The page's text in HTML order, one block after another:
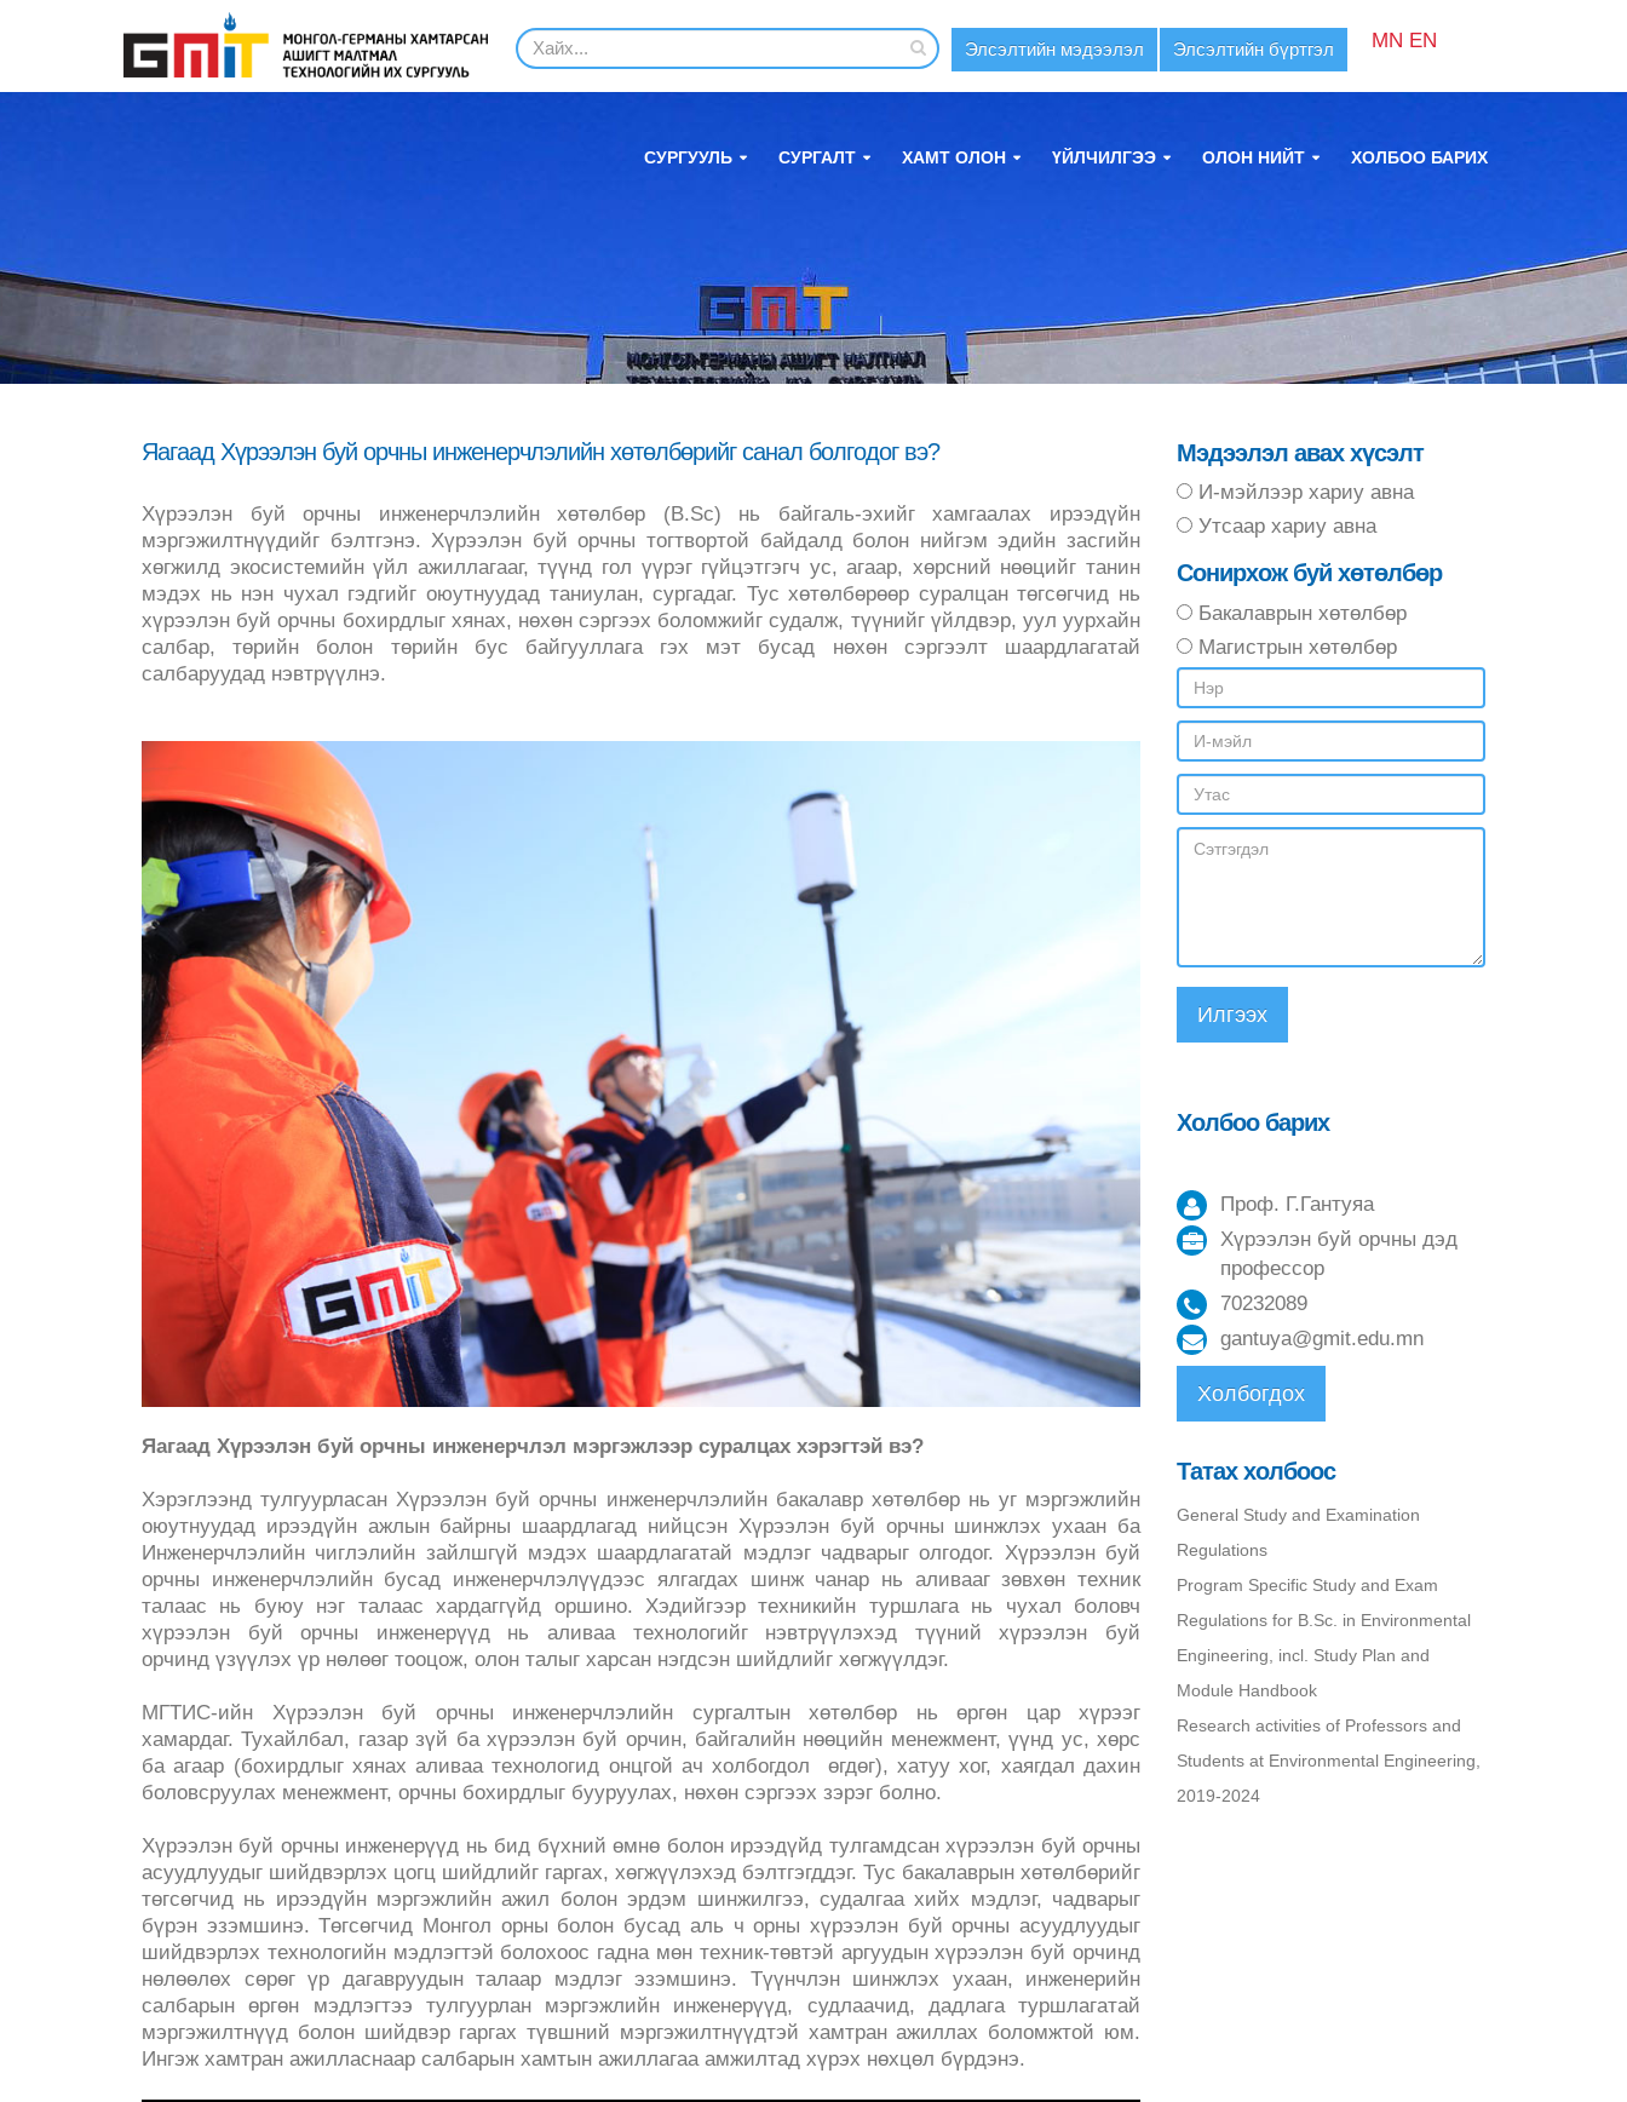
Элсэлтийн мэдээлэл Элсэлтийн бүртгэл MN EN
СУРГУУЛЬ СУРГАЛТ ХАМТ ОЛОН ҮЙЛЧИЛГЭЭ ОЛОН НИЙТ ХОЛБОО БАРИХ
Яагаад Хүрээлэн буй орчны инженерчлэлийн хөтөлбөрийг санал болгодог вэ?
Хүрээлэн буй орчны инженерчлэлийн хөтөлбөр (B.Sc) нь байгаль-эхийг хамгаалах ирээдүйн
мэргэжилтнүүдийг бэлтгэнэ. Хүрээлэн буй орчны тогтвортой байдалд болон нийгэм эдийн засгийн
хөгжилд экосистемийн үйл ажиллагааг, түүнд гол үүрэг гүйцэтгэгч ус, агаар, хөрсний нөөцийг танин
мэдэх нь нэн чухал гэдгийг оюутнуудад таниулан, сургадаг. Тус хөтөлбөрөөр суралцан төгсөгчид нь
хүрээлэн буй орчны бохирдлыг хянах, нөхөн сэргээх боломжийг судалж, түүнийг үйлдвэр, уул уурхайн
салбар, төрийн болон төрийн бус байгууллага гэх мэт бусад нөхөн сэргээлт шаардлагатай
салбаруудад нэвтрүүлнэ.
Яагаад Хүрээлэн буй орчны инженерчлэл мэргэжлээр суралцах хэрэгтэй вэ?
Хэрэглээнд тулгуурласан Хүрээлэн буй орчны инженерчлэлийн бакалавр хөтөлбөр нь уг мэргэжлийн
оюутнуудад ирээдүйн ажлын байрны шаардлагад нийцсэн Хүрээлэн буй орчны шинжлэх ухаан ба
Инженерчлэлийн чиглэлийн зайлшгүй мэдэх шаардлагатай мэдлэг чадварыг олгодог. Хүрээлэн буй
орчны инженерчлэлийн бусад инженерчлэлүүдээс ялгагдах шинж чанар нь аливааг зөвхөн техник
талаас нь буюу нэг талаас хардаггүйд оршино. Хэдийгээр техникийн туршлага нь чухал боловч
хүрээлэн буй орчны инженерүүд нь аливаа технологийг нэвтрүүлэхэд түүний хүрээлэн буй
орчинд үзүүлэх үр нөлөөг тооцож, олон талыг харсан нэгдсэн шийдлийг хөгжүүлдэг.
МГТИС-ийн Хүрээлэн буй орчны инженерчлэлийн сургалтын хөтөлбөр нь өргөн цар хүрээг
хамардаг. Тухайлбал, газар зүй ба хүрээлэн буй орчин, байгалийн нөөцийн менежмент, үүнд ус, хөрс
ба агаар (бохирдлыг хянах аливаа технологид онцгой ач холбогдол өгдөг), хатуу хог, хаягдал дахин
боловсруулах менежмент, орчны бохирдлыг бууруулах, нөхөн сэргээх зэрэг болно.
Хүрээлэн буй орчны инженерүүд нь бид бүхний өмнө болон ирээдүйд тулгамдсан хүрээлэн буй орчны
асуудлуудыг шийдвэрлэх цогц шийдлийг гаргах, хөгжүүлэхэд бэлтгэгддэг. Тус бакалаврын хөтөлбөрийг
төгсөгчид нь ирээдүйн мэргэжлийн ажил болон эрдэм шинжилгээ, судалгаа хийх мэдлэг, чадварыг
бүрэн эзэмшинэ. Төгсөгчид Монгол орны болон бусад аль ч орны хүрээлэн буй орчны асуудлуудыг
шийдвэрлэх технологийн мэдлэгтэй болохоос гадна мөн техник-төвтэй аргуудын хүрээлэн буй орчинд
нөлөөлөх сөрөг үр дагавруудын талаар мэдлэг эзэмшинэ. Түүнчлэн шинжлэх ухаан, инженерийн
салбарын өргөн мэдлэгтээ тулгуурлан мэргэжлийн инженерүүд, судлаачид, дадлага туршлагатай
мэргэжилтнүүд болон шийдвэр гаргах түвшний мэргэжилтнүүдтэй хамтран ажиллах боломжтой юм.
Ингэж хамтран ажилласнаар салбарын хамтын ажиллагаа амжилтад хүрэх нөхцөл бүрдэнэ.
Мэдээлэл авах хүсэлт
И-мэйлээр хариу авна
Утсаар хариу авна
Сонирхож буй хөтөлбөр
Бакалаврын хөтөлбөр
Магистрын хөтөлбөр
Илгээх
Холбоо барих
Проф. Г.Гантуяа
Хүрээлэн буй орчны дэд
профессор
70232089
gantuya@gmit.edu.mn
Холбогдох
Татах холбоос
General Study and Examination
Regulations
Program Specific Study and Exam
Regulations for B.Sc. in Environmental
Engineering, incl. Study Plan and
Module Handbook
Research activities of Professors and
Students at Environmental Engineering,
2019-2024